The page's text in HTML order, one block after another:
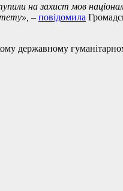
на захист мов
– повідомила
державному